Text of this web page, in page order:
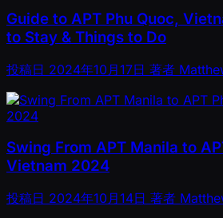
Guide to APT Phu Quoc,
to Stay & Things to Do
投稿日 2024年10月17日 著者
Swing From APT Manila to
Vietnam 2024
投稿日 2024年10月14日 著者